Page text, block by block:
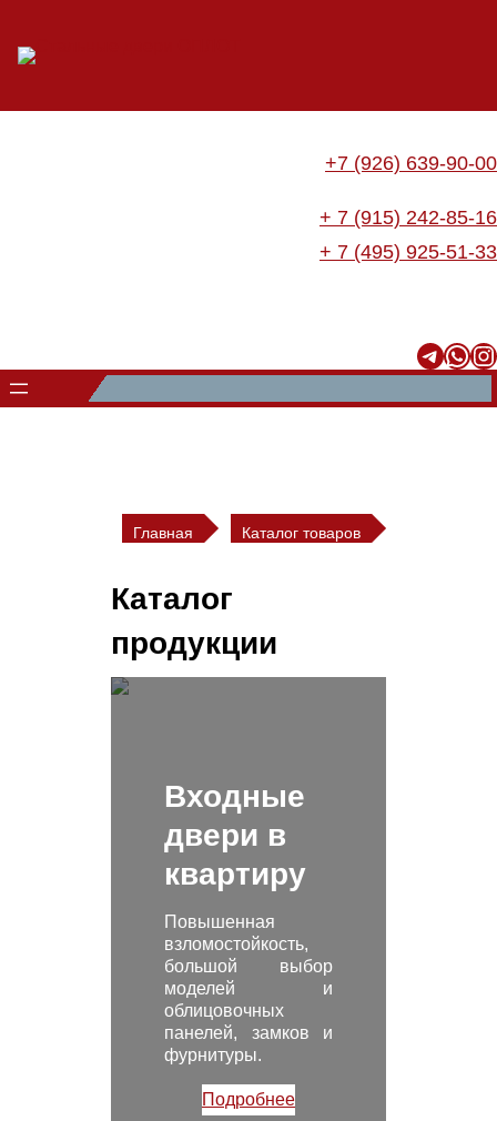
+7 (926) 639-90-00
+ 7 (915) 242-85-16
+ 7 (495) 925-51-33
TelegramWhatsApp Instagram
Главная Каталог товаров
Каталог
продукции
Входные
двери в
квартиру
Повышенная
взломостойкость,
большой выбор
моделей и
облицовочных
панелей, замков и
фурнитуры.
Подробнее